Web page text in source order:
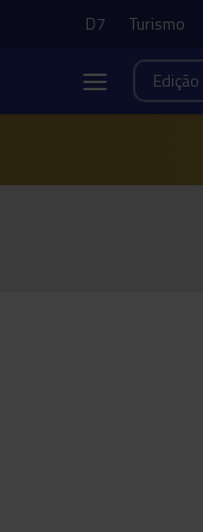
D7 Turismo
Edição